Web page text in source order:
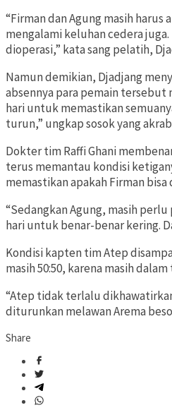
“Firman dan Agung masih
mengalami keluhan cedera
dioperasi,” kata sang pelatih,
Namun demikian, Djadjang
absennya para pemain
hari untuk memastikan
turun,” ungkap sosok yang
Dokter tim Raffi Ghani
terus memantau kondisi
memastikan apakah Firman
“Sedangkan Agung, masih
hari untuk benar-benar kering.
Kondisi kapten tim Atep
masih 50:50, karena masih
“Atep tidak terlalu
diturunkan melawan Arema
Share